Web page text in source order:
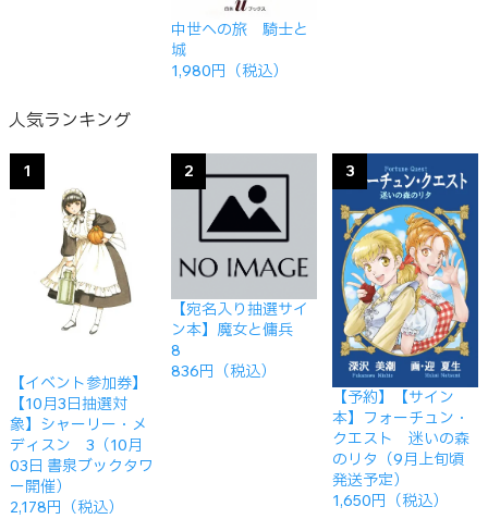
中世への旅 騎士と
城
1,980円（税込）
人気ランキング
1
【イベント参加券】
【10月3日抽選対
象】シャーリー・メ
ディスン 3（10月
03日 書泉ブックタワ
ー開催）
2,178円（税込）
2
【宛名入り抽選サイ
ン本】魔女と傭兵
8
836円（税込）
3
【予約】【サイン
本】フォーチュン・
クエスト 迷いの森
のリタ（9月上旬頃
発送予定）
1,650円（税込）